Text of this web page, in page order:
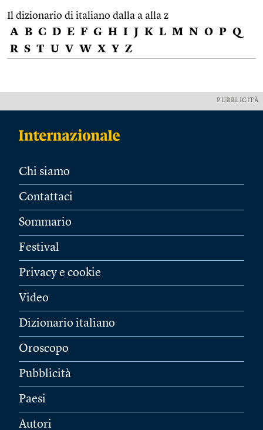
Il dizionario di italiano dalla a alla z
A B C D E F G H I J K L M N O P Q
R S T U V W X Y Z
PUBBLICITÀ
Chi siamo
Contattaci
Sommario
Festival
Privacy e cookie
Video
Dizionario italiano
Oroscopo
Pubblicità
Paesi
Autori